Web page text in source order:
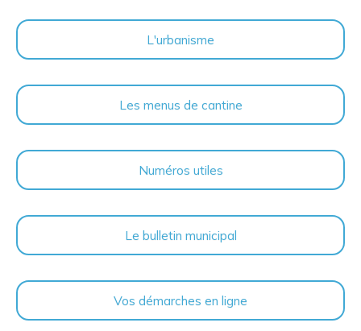
L'urbanisme
Les menus de cantine
Numéros utiles
Le bulletin municipal
Vos démarches en ligne